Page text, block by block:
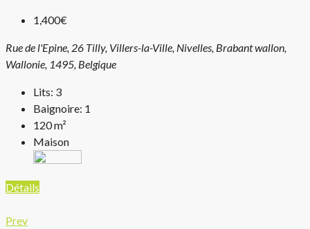
1,400€
Rue de l'Epine, 26 Tilly, Villers-la-Ville, Nivelles, Brabant wallon,
Wallonie, 1495, Belgique
Lits: 3
Baignoire: 1
120m²
Maison
Détails
Prev